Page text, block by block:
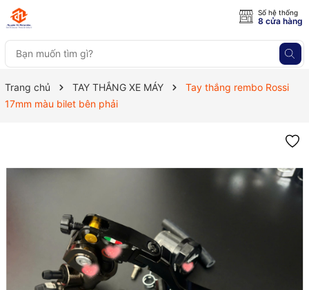
Số hệ thống
8 cửa hàng
Trang chủ TAY THẮNG XE MÁY
Tay thắng rembo Rossi
17mm màu bilet bên phải